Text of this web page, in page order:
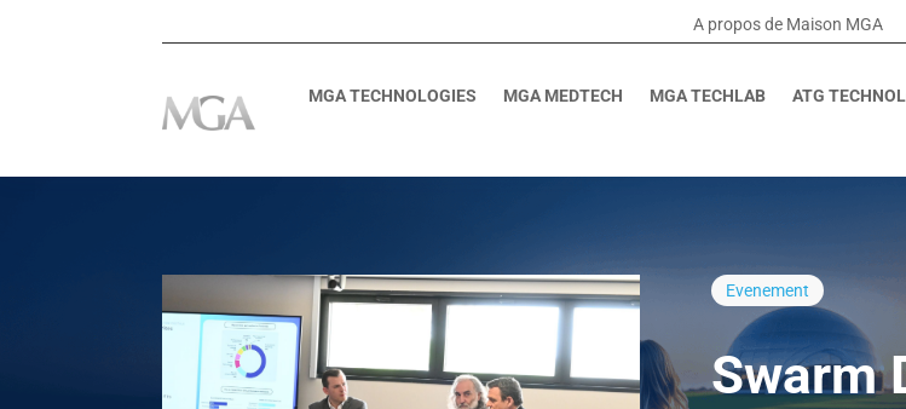
A propos de Maison MGA
MGA TECHNOLOGIES MGA MEDTECH MGA TECHLAB ATG
Evenement
Swarm